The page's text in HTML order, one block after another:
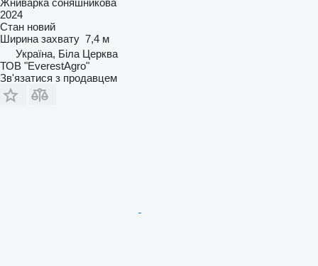
Жниварка соняшникова
2024
Стан новий
Ширина захвату 7,4 м
Україна, Біла Церква
ТОВ "EverestAgro"
Зв'язатися з продавцем